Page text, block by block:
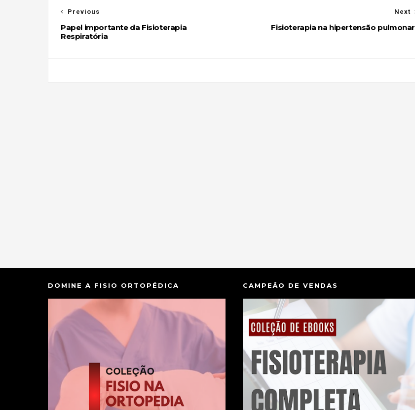
Next
Fisioterapia na hipertensão pulmonar
Previous
Papel importante da Fisioterapia
Respiratória
DOMINE A FISIO ORTOPÉDICA CAMPEÃO DE VENDAS